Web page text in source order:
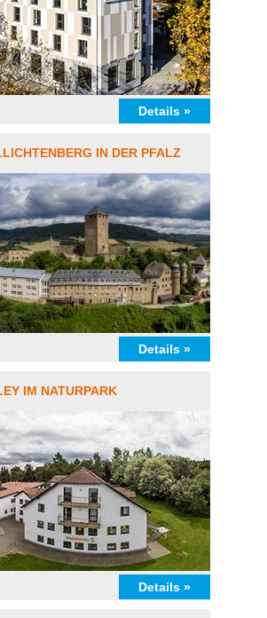
Details »
IN DER PFALZ
Details »
IM NATURPARK
Details »